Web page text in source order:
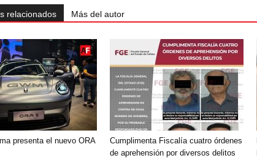
relacionados Más del autor
presenta el nuevo ORA
Cumplimenta Fiscalía cuatro órdenes
de aprehensión por diversos delitos